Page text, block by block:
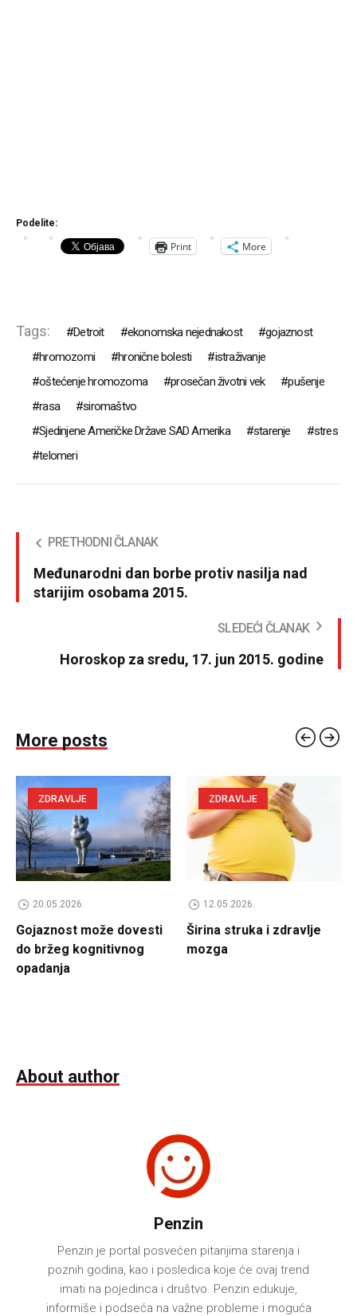
Podelite:
Print More
Tags: Detroit ekonomska nejednakost
gojaznost
hromozomi
hronične bolesti
istraživanje
oštećenje hromozoma
prosečan životni vek
pušenje
rasa
siromaštvo
Sjedinjene Američke Države SAD Amerika
starenje
stres
telomeri
PRETHODNI ČLANAK
Međunarodni dan borbe protiv nasilja nad
starijim osobama 2015.
SLEDEĆI ČLANAK
Horoskop za sredu, 17. jun 2015. godine
More posts
ZDRAVLJE
20.05.2026.
Gojaznost može dovesti
do bržeg kognitivnog
opadanja
ZDRAVLJE
12.05.2026.
Širina struka i zdravlje
mozga
About author
Penzin
Penzin je portal posvećen pitanjima starenja i
poznih godina, kao i posledica koje će ovaj trend
imati na pojedinca i društvo. Penzin edukuje,
informiše i podseća na važne probleme i moguća